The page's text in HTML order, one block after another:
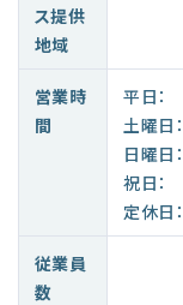
ス提供
地域
営業時
間
平日：
土曜日：
日曜日：
祝日：
定休日：
従業員
数